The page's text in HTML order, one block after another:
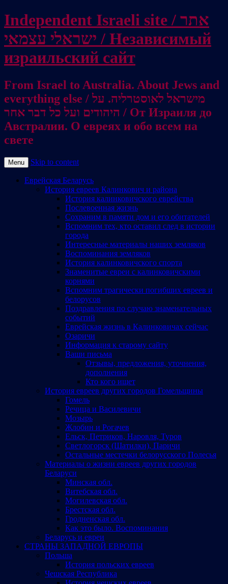
Independent Israeli site / אתר
ישראלי עצמאי / Независимый
израильский сайт
From Israel to Australia. About Jews and
everything else / מישראל לאוסטרליה. על
היהודים ועל כל דבר אחר / От Израиля до
Австралии. О евреях и обо всем на
свете
Menu Skip to content
Еврейская Беларусь
История евреев Калинкович и района
История калинковичского еврейства
Послевоенная жизнь
Сохраним в памяти дом и его обитателей
Вспомним тех, кто оставил след в истории
города
Интересные материалы наших земляков
Воспоминания земляков
История калинковичского спорта
Знаменитые евреи с калинковичскими
корнями
Вспомним трагически погибших евреев и
белорусов
Поздравления по случаю знаменательных
событий
Еврейская жизнь в Калинковичах сейчас
Озаричи
Информация к старому сайту
Ваши письма
Отзывы, предложения, уточнения,
дополнения
Кто кого ищет
История евреев других городов Гомельщины
Гомель
Речица и Василевичи
Мозырь
Жлобин и Рогачев
Ельск, Петриков, Наровля, Туров
Светлогорск (Шатилки), Паричи
Остальные местечки белорусского Полесья
Материалы о жизни евреев других городов
Беларуси
Минская обл.
Витебская обл.
Могилевская обл.
Брестская обл.
Гродненская обл.
Как это было. Воспоминания
Беларусь и евреи
СТРАНЫ ЗАПАДНОЙ ЕВРОПЫ
Польша
История польских евреев
Чешская Республика